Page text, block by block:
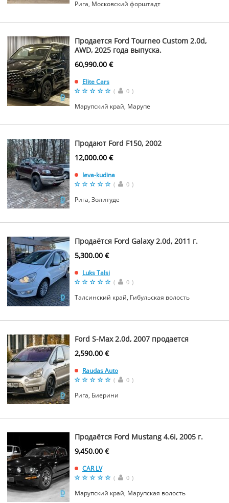
Рига, Московский форштадт
Продается Ford Tourneo Custom 2.0d,
AWD, 2025 года выпуска.
60,990.00 €
Elite Cars
( 0 )
Марупский край, Марупе
Продают Ford F150, 2002
12,000.00 €
Ieva-kudina
( 0 )
Рига, Золитуде
Продаётся Ford Galaxy 2.0d, 2011 г.
5,300.00 €
Luks Talsi
( 0 )
Талсинский край, Гибульская волость
Ford S-Max 2.0d, 2007 продается
2,590.00 €
Raudas Auto
( 0 )
Рига, Биерини
Продаётся Ford Mustang 4.6i, 2005 г.
9,450.00 €
CAR LV
( 0 )
Марупский край, Марупская волость